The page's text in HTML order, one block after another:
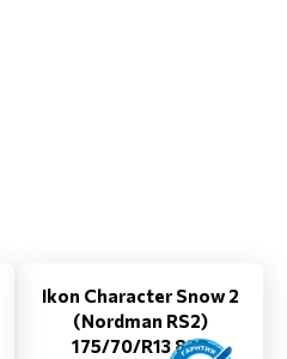
Ikon Character Snow 2
(Nordman RS2)
175/70/R13 82R